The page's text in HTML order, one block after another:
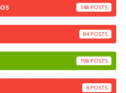
148
84
198
6